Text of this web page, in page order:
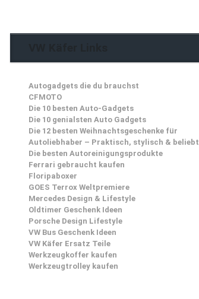
Autogadgets die du brauchst
CFMOTO
Die 10 besten Auto-Gadgets
Die 10 genialsten Auto Gadgets
Die 12 besten Weihnachtsgeschenke für
Autoliebhaber – Praktisch, stylisch & beliebt
Die besten Autoreinigungsprodukte
Ferrari gebraucht kaufen
Floripaboxer
GOES Terrox Weltpremiere
Mercedes Design & Lifestyle
Oldtimer Geschenk Ideen
Porsche Design Lifestyle
VW Bus Geschenk Ideen
VW Käfer Ersatz Teile
Werkzeugkoffer kaufen
Werkzeugtrolley kaufen